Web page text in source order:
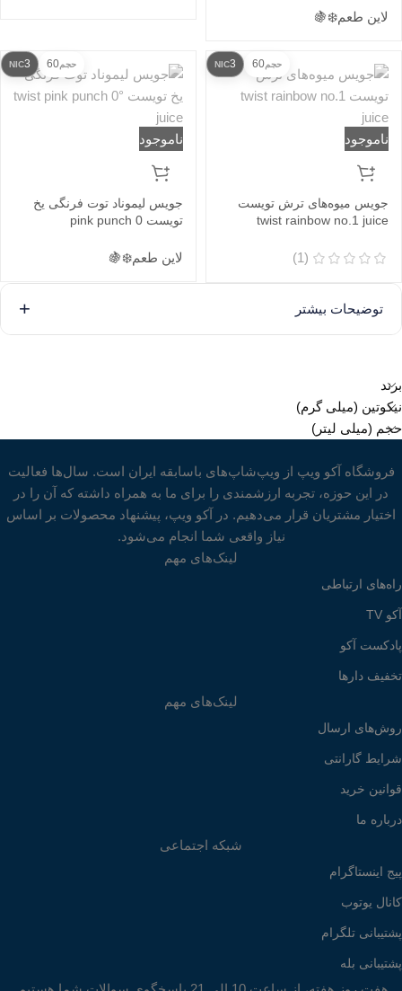
برند
نیکوتین (میلی گرم)
حجم (میلی لیتر)
لاین طعم❄️
🍇
حجم60
3
NIC
ناموجود
جویس میوه‌های ترش تویست
twist rainbow no.1 juice
(1)
حجم60
3
NIC
ناموجود
جویس لیموناد توت فرنگی یخ
تویست pink punch 0
لاین طعم❄️
🍇
توضیحات بیشتر
فروشگاه آکو ویپ از ویپ‌شاپ‌های باسابقه ایران است. سال‌ها فعالیت
در این حوزه، تجربه ارزشمندی را برای ما به همراه داشته که آن را در
اختیار مشتریان قرار می‌دهیم. در آکو ویپ، پیشنهاد محصولات بر اساس
نیاز واقعی شما انجام می‌شود.
لینک‌های مهم
راه‌های ارتباطی
آکو TV
پادکست آکو
تخفیف دارها
لینک‌های مهم
روش‌های ارسال
شرایط گارانتی
قوانین خرید
درباره ما
شبکه اجتماعی
پیج اینستاگرام
کانال یوتوب
پشتیبانی تلگرام
پشتیبانی بله